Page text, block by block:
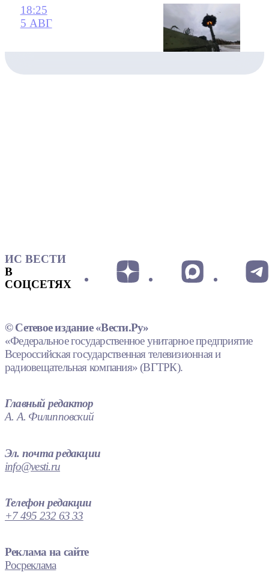
18:25
5 АВГ
ИС ВЕСТИ
В
СОЦСЕТЯХ
© Сетевое издание «Вести.Ру»
«Федеральное государственное унитарное предприятие
Всероссийская государственная телевизионная и
радиовещательная компания» (ВГТРК).
Главный редактор
А. А. Филипповский
Эл. почта редакции
info@vesti.ru
Телефон редакции
+7 495 232 63 33
Реклама на сайте
Росреклама